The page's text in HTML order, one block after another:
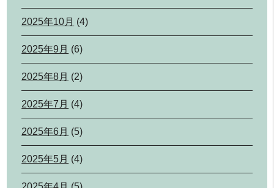
2025年10月 (4)
2025年9月 (6)
2025年8月 (2)
2025年7月 (4)
2025年6月 (5)
2025年5月 (4)